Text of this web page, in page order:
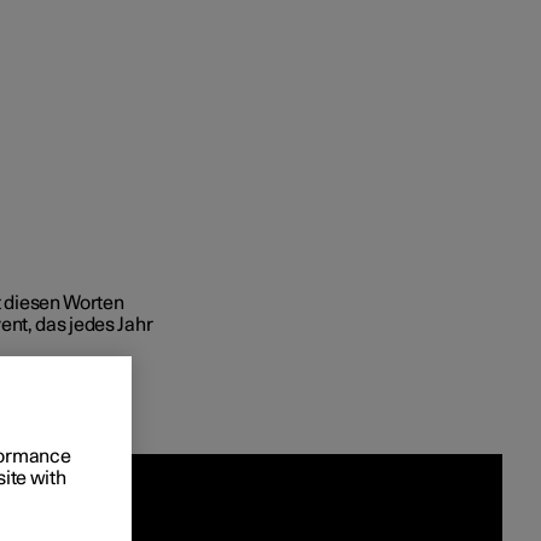
und Flotte
bestellt
abonnieren
Worten
das jedes Jahr
with